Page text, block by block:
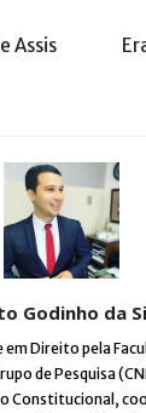
Assis
Godinho da
Direito pela
de Pesquisa
Constitucional,